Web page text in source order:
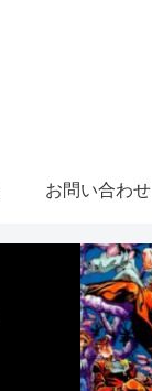
お問い合わせ